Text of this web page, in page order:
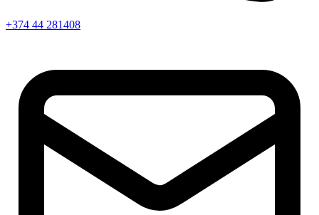
+374 44 281408